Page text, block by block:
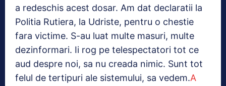
a redeschis acest dosar. Am dat declaratii la
Politia Rutiera, la Udriste, pentru o chestie
fara victime. S-au luat multe masuri, multe
dezinformari. Ii rog pe telespectatori tot ce
aud despre noi, sa nu creada nimic. Sunt tot
felul de tertipuri ale sistemului, sa vedem.A